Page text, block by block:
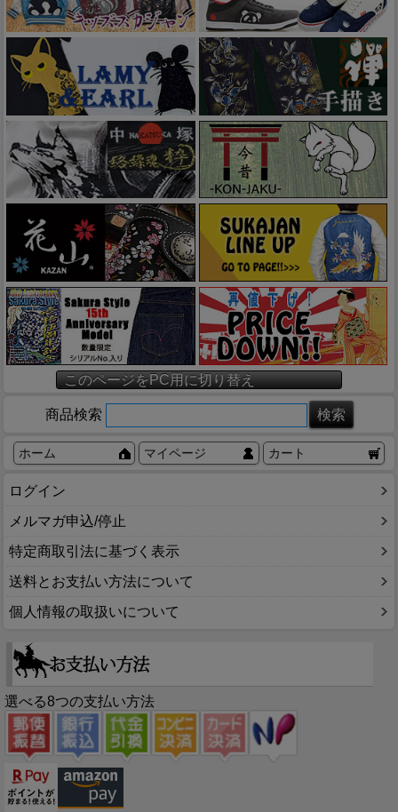
このページをPC用に切り替え
商品検索
ホーム マイページ カート
ログイン
メルマガ申込/停止
特定商取引法に基づく表示
送料とお支払い方法について
個人情報の取扱いについて
選べる8つの支払い方法